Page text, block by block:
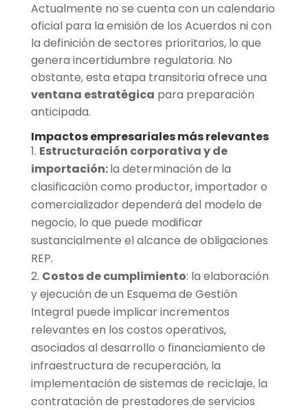
Actualmente no se cuenta con un calendario
oficial para la emisión de los Acuerdos ni con
la definición de sectores prioritarios, lo que
genera incertidumbre regulatoria. No
obstante, esta etapa transitoria ofrece una
ventana estratégica para preparación
anticipada.
Impactos empresariales más relevantes
Estructuración corporativa y de
importación:la determinación de la
clasificación como productor, importador o
comercializador dependerá del modelo de
negocio, lo que puede modificar
sustancialmente el alcance de obligaciones
REP.
Costos de cumplimiento: la elaboración
y ejecución de un Esquema de Gestión
Integral puede implicar incrementos
relevantes en los costos operativos,
asociados al desarrollo o financiamiento de
infraestructura de recuperación, la
implementación de sistemas de reciclaje, la
contratación de prestadores de servicios